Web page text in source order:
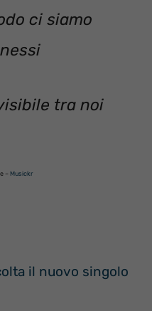
ci siamo
tra noi
– Musickr
il nuovo singolo